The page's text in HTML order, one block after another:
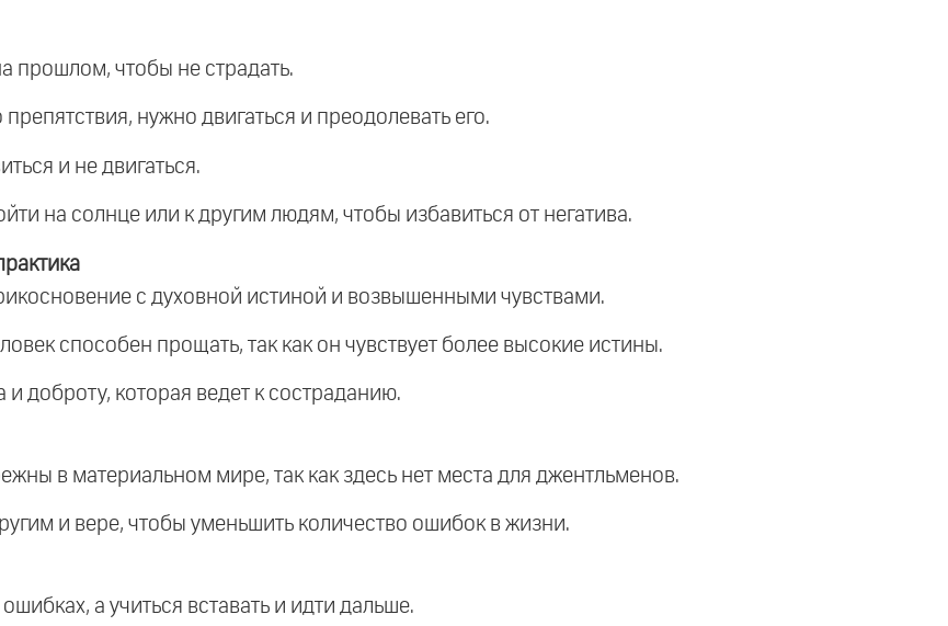
прошлом, чтобы не страдать.
нужно двигаться и преодолевать его.
и не двигаться.
на солнце или к другим людям, чтобы избавиться от негатива.
с духовной истиной и возвышенными чувствами.
способен прощать, так как он чувствует более высокие истины.
доброту, которая ведет к состраданию.
в материальном мире, так как здесь нет места для джентльменов.
и вере, чтобы уменьшить количество ошибок в жизни.
а учиться вставать и идти дальше.